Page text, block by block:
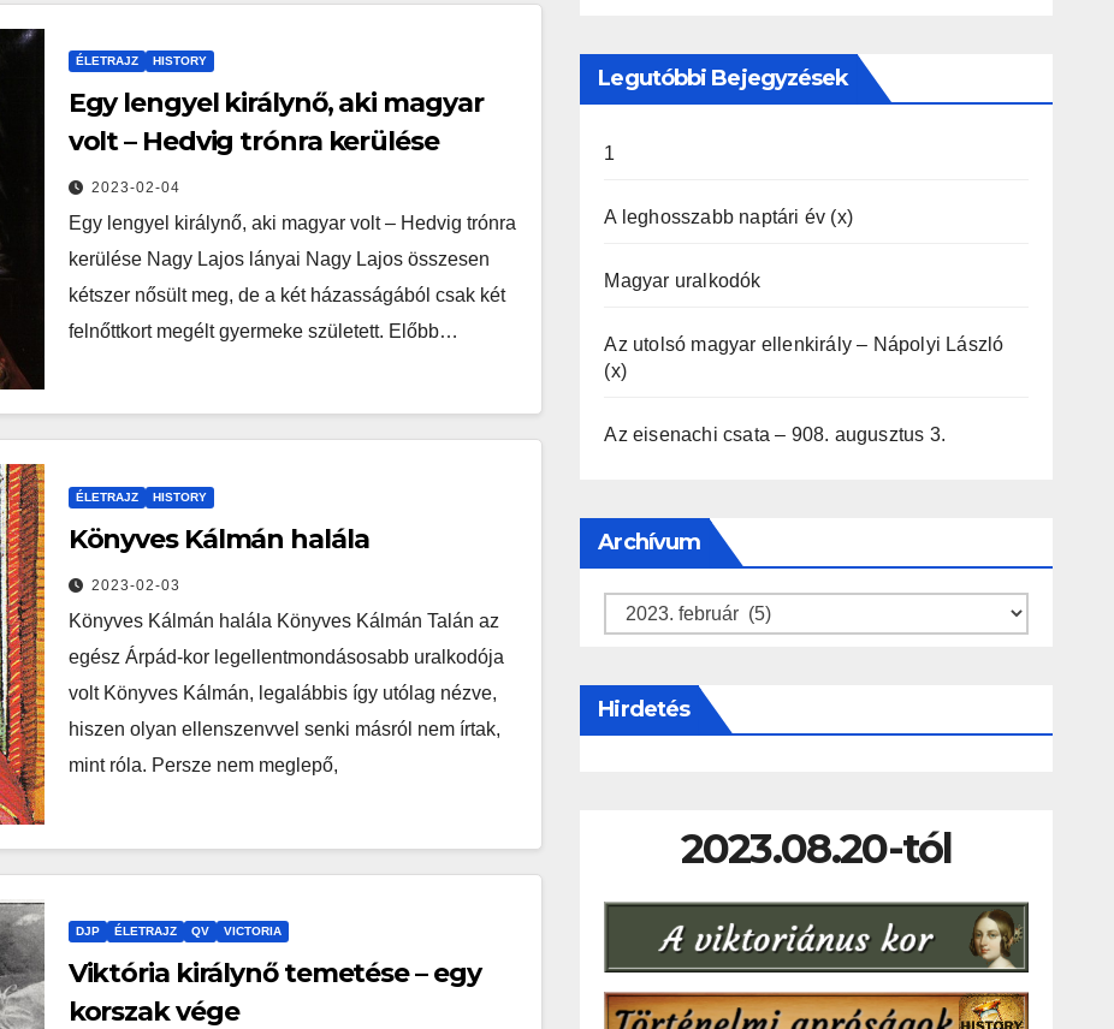
ÉLETRAJZ HISTORY
Egy lengyel királynő, aki magyar
volt – Hedvig trónra kerülése
2023-02-04
Egy lengyel királynő, aki magyar volt – Hedvig trónra
kerülése Nagy Lajos lányai Nagy Lajos összesen
kétszer nősült meg, de a két házasságából csak két
felnőttkort megélt gyermeke született. Előbb…
ÉLETRAJZ HISTORY
Könyves Kálmán halála
2023-02-03
Könyves Kálmán halála Könyves Kálmán Talán az
egész Árpád-kor legellentmondásosabb uralkodója
volt Könyves Kálmán, legalábbis így utólag nézve,
hiszen olyan ellenszenvvel senki másról nem írtak,
mint róla. Persze nem meglepő,
DJP ÉLETRAJZ QV VICTORIA
Viktória királynő temetése – egy
korszak vége
Legutóbbi Bejegyzések
1
A leghosszabb naptári év (x)
Magyar uralkodók
Az utolsó magyar ellenkirály – Nápolyi László
(x)
Az eisenachi csata – 908. augusztus 3.
Archívum
Archívum
Hirdetés
2023.08.20-tól